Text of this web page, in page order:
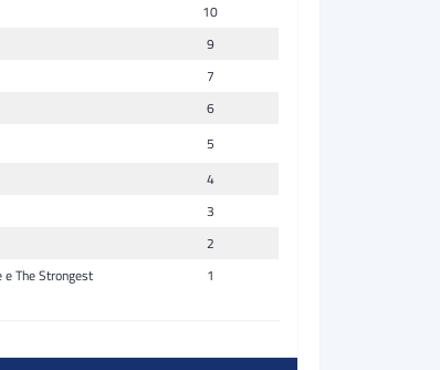
10
9
7
6
5
4
3
2
e The Strongest
1